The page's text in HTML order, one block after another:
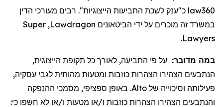
law360 כ"ענק לשכת התביעות הייצוגיות". רבים מעורכי הדין
במשרד זה מוכרים על ידי הביטאונים Lawdragon
,
Super
Lawyers
.
במה מדובר: על פי התביעה, לאורך כל תקופת הייצוגית,
הנתבעים הצהירו הצהרות כוזבות ומטעות מהותית לגבי עסקיה,
פעילותה וסיכוייה של Alto
. באופן ספציפי, מסמכי ההנפקה
והנתבעים הצהירו הצהרות כוזבות ו/או מטעות ו/או לא חשפו כי: